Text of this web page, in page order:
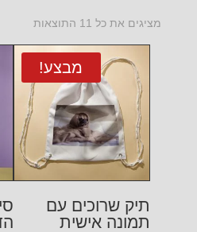
מציגים את כל ⁦11⁩ התוצאות
ממוין
ליקר
מבצע!
תיק שרוכים עם
תמונה אישית